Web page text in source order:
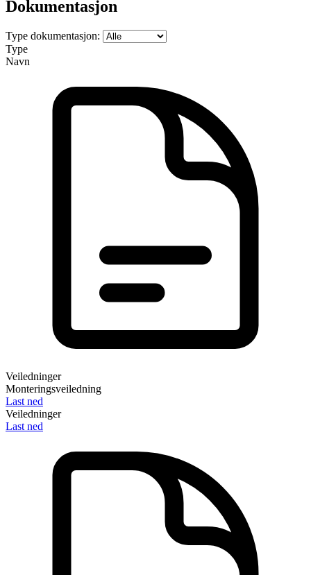
Dokumentasjon
Type dokumentasjon:
Type
Navn
Veiledninger
Monteringsveiledning
Last ned
Veiledninger
Last ned